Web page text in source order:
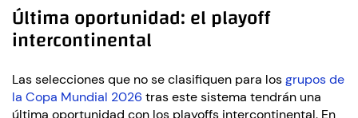
Última oportunidad: el playoff
intercontinental
Las selecciones que no se clasifiquen para losgrupos de
la Copa Mundial 2026 tras este sistema tendrán una
última oportunidad con los playoffs intercontinental. En